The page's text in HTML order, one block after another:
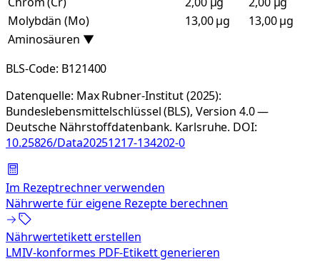
Molybdän (Mo)
13,00 µg
13,00 µg
Aminosäuren ▼
BLS-Code: B121400
Datenquelle: Max Rubner-Institut (2025):
Bundeslebensmittelschlüssel (BLS), Version 4.0 —
Deutsche Nährstoffdatenbank. Karlsruhe. DOI:
10.25826/Data20251217-134202-0
Im Rezeptrechner verwenden
Nährwerte für eigene Rezepte berechnen
Nährwertetikett erstellen
LMIV-konformes PDF-Etikett generieren